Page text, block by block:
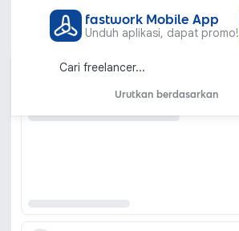
fastwork Mobile App
Unduh aplikasi, dapat promo!
Urutkan berdasarkan